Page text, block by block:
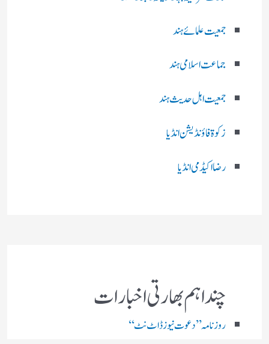
جمعیت علمائے ہند
جماعت اسلامی ہند
جمعیت اہل حدیث ہند
زکوۃ فاؤنڈیشن انڈیا
رضا اکیڈمی انڈیا
چند اہم بھارتی اخبارات
روز نامہ ’’ دعوت نیوز ڈاٹ نٹ‘‘